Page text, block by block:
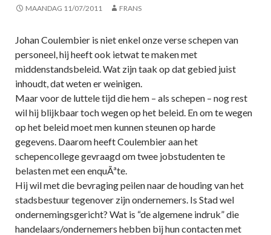
MAANDAG 11/07/2011 FRANS
Johan Coulembier is niet enkel onze verse schepen van
personeel, hij heeft ook ietwat te maken met
middenstandsbeleid. Wat zijn taak op dat gebied juist
inhoudt, dat weten er weinigen.
Maar voor de luttele tijd die hem – als schepen – nog rest
wil hij blijkbaar toch wegen op het beleid. En om te wegen
op het beleid moet men kunnen steunen op harde
gegevens. Daarom heeft Coulembier aan het
schepencollege gevraagd om twee jobstudenten te
belasten met een enquÃªte.
Hij wil met die bevraging peilen naar de houding van het
stadsbestuur tegenover zijn ondernemers. Is Stad wel
ondernemingsgericht? Wat is “de algemene indruk” die
handelaars/ondernemers hebben bij hun contacten met